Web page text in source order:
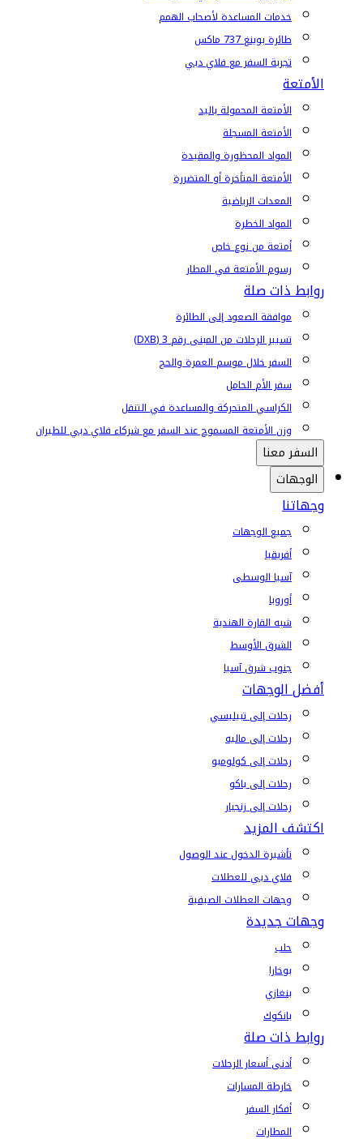
خدمات المساعدة لأصحاب الهمم
طائرة بوينغ 737 ماكس
تجربة السفر مع فلاي دبي
الأمتعة
الأمتعة المحمولة باليد
الأمتعة المسجلة
المواد المحظورة والمقيدة
الأمتعة المتأخرة أو المتضررة
المعدات الرياضية
المواد الخطرة
أمتعة من نوع خاص
رسوم الأمتعة في المطار
روابط ذات صلة
موافقة الصعود إلى الطائرة
تسيير الرحلات من المبنى رقم 3 (DXB)
السفر خلال موسم العمرة والحج
سفر الأم الحامل
الكراسي المتحركة والمساعدة في التنقل
وزن الأمتعة المسموح عند السفر مع شركاء فلاي دبي للطيران
السفر معنا
الوجهات
وجهاتنا
جميع الوجهات
أفريقيا
آسيا الوسطى
أوروبا
شبه القارة الهندية
الشرق الأوسط
جنوب شرق آسيا
أفضل الوجهات
رحلات إلى تبيليسي
رحلات إلى ماليه
رحلات إلى كولومبو
رحلات إلى باكو
رحلات إلى زنجبار
اكتشف المزيد
تأشيرة الدخول عند الوصول
فلاي دبي للعطلات
وجهات العطلات الصيفية
وجهات جديدة
حلب
بوخارا
بنغازي
بانكوك
روابط ذات صلة
أدنى أسعار الرحلات
خارطة المسارات
أفكار السفر
المطارات